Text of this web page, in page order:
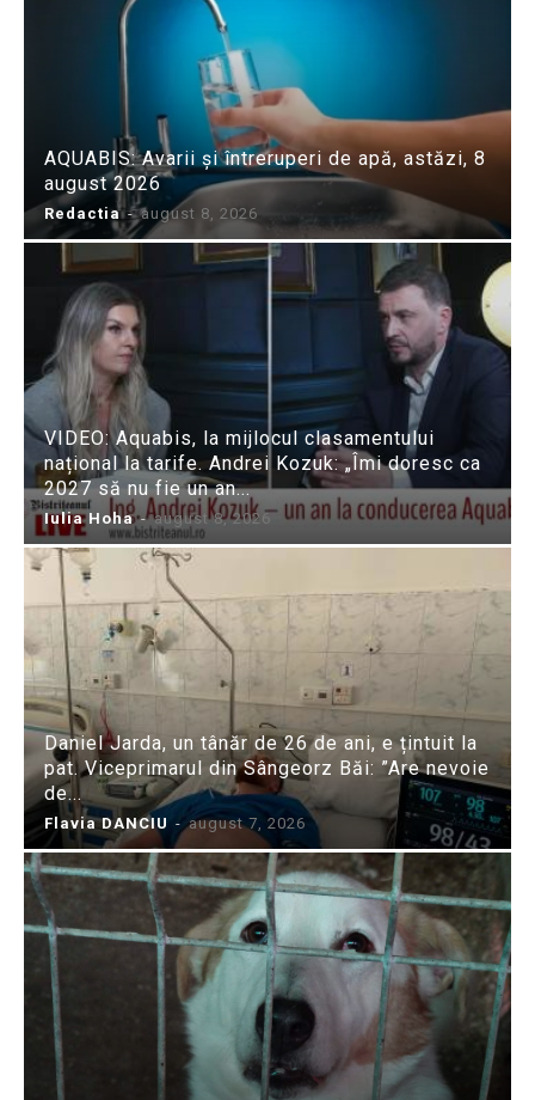
AQUABIS: Avarii și întreruperi de apă, astăzi, 8
august 2026
Redactia - august 8, 2026
VIDEO: Aquabis, la mijlocul clasamentului
național la tarife. Andrei Kozuk: „Îmi doresc ca
2027 să nu fie un an...
Iulia Hoha - august 8, 2026
Daniel Jarda, un tânăr de 26 de ani, e țintuit la
pat. Viceprimarul din Sângeorz Băi: ”Are nevoie
de...
Flavia DANCIU - august 7, 2026